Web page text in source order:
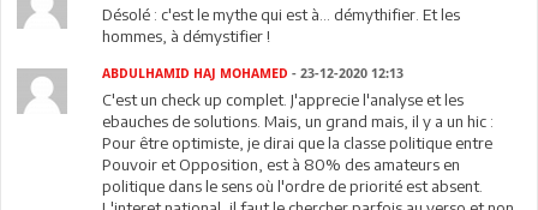
Désolé : c'est le mythe qui est à... démythifier. Et les
hommes, à démystifier !
ABDULHAMID HAJ MOHAMED - 23-12-2020 12:13
C'est un check up complet. J'apprecie l'analyse et les
ebauches de solutions. Mais, un grand mais, il y a un hic :
Pour être optimiste, je dirai que la classe politique entre
Pouvoir et Opposition, est à 80% des amateurs en
politique dans le sens où l'ordre de priorité est absent.